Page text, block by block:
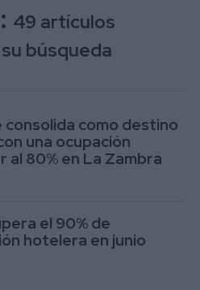
49 artículos
búsqueda
consolida como destino
una ocupación
al 80% en La Zambra
el 90% de
hotelera en junio